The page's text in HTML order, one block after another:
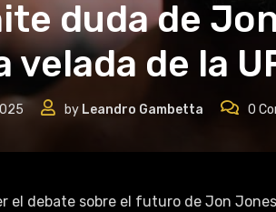
duda de
de la
by Leandro Gambetta 0